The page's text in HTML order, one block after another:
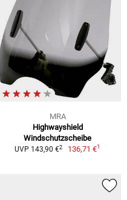
MRA
Highwayshield
Windschutzscheibe
UVP 143,90 €2 136,71 €1